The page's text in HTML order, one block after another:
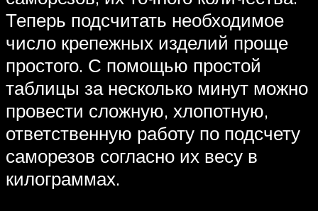
Теперь подсчитать необходимое
число крепежных изделий проще
простого. С помощью простой
таблицы за несколько минут можно
провести сложную, хлопотную,
ответственную работу по подсчету
саморезов согласно их весу в
килограммах.